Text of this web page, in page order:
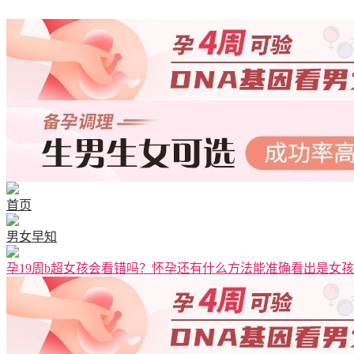
首页
男女早知
孕19周b超女孩会看错吗？怀孕还有什么方法能准确看出是女